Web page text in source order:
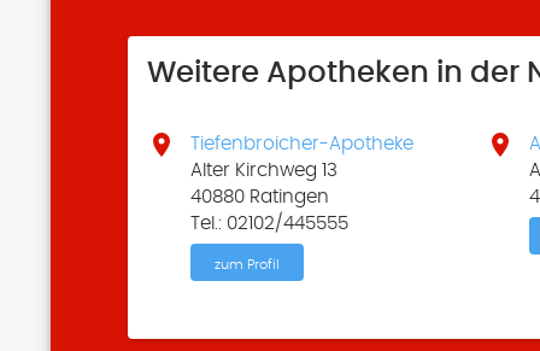
Weitere Apotheken in der

Tiefenbroicher-Apotheke
Alter Kirchweg 13
40880 Ratingen
Tel.: 02102/445555
zum Profil
